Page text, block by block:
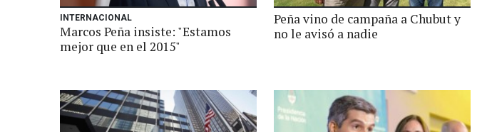
INTERNACIONAL
Marcos Peña insiste: "Estamos
mejor que en el 2015"
Peña vino de campaña a Chubut y
no le avisó a nadie